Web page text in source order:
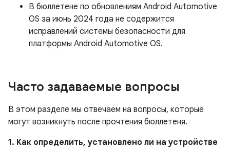
В бюллетене по обновлениям Android Automotive
OS за июнь 2024 года не содержится
исправлений системы безопасности для
платформы Android Automotive OS.
Часто задаваемые вопросы
В этом разделе мы отвечаем на вопросы, которые
могут возникнуть после прочтения бюллетеня.
1. Как определить, установлено ли на устройстве